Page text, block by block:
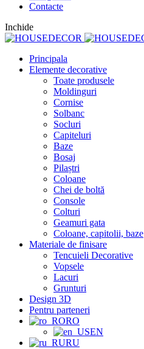
Contacte
Inchide
Principala
Elemente decorative
Toate produsele
Moldinguri
Cornise
Solbanc
Socluri
Capiteluri
Baze
Bosaj
Pilaștri
Coloane
Chei de boltă
Console
Colturi
Geamuri gata
Coloane, capitolii, baze
Materiale de finisare
Tencuieli Decorative
Vopsele
Lacuri
Grunturi
Design 3D
Pentru parteneri
RO
EN
RU